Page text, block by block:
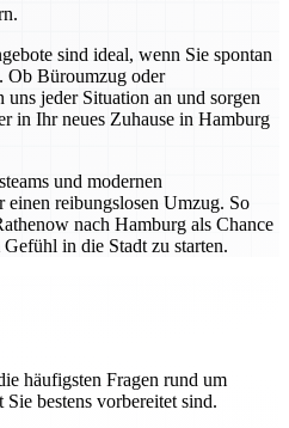
sind ideal, wenn Sie spontan
Ob Büroumzug oder
jeder Situation an und sorgen
in Ihr neues Zuhause in Hamburg
und modernen
reibungslosen Umzug. So
nach Hamburg als Chance
in die Stadt zu starten.
häufigsten Fragen rund um
bestens vorbereitet sind.